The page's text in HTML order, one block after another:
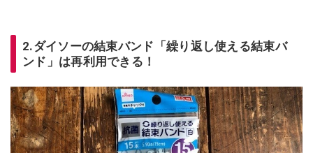
2.ダイソーの結束バンド「繰り返し使える結束バ
ンド」は再利用できる！